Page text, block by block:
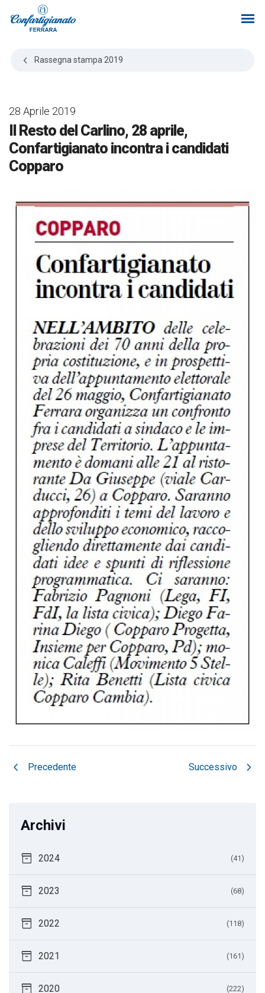
Rassegna stampa 2019
28 Aprile 2019
Il Resto del Carlino, 28 aprile,
Confartigianato incontra i candidati
Copparo
chevron_left Precedente Successivo chevron_right
Archivi
inventory_2 2024 (41)
inventory_2 2023 (68)
inventory_2 2022 (118)
inventory_2 2021 (161)
inventory_2 2020 (222)